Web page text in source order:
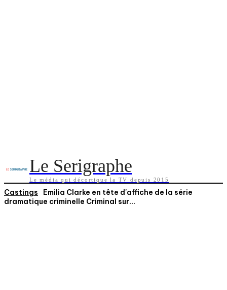
Le Serigraphe
Le média qui décortique la TV depuis 2015
Castings
Emilia Clarke en tête d'affiche de la série
dramatique criminelle Criminal sur...